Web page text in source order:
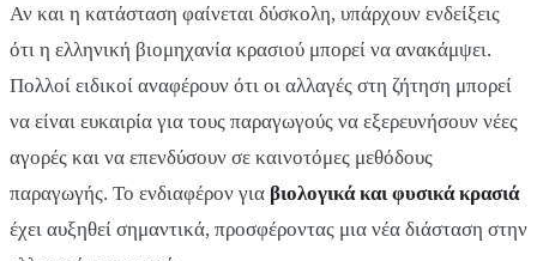
Αν και η κατάσταση φαίνεται δύσκολη, υπάρχουν ενδείξεις
ότι η ελληνική βιομηχανία κρασιού μπορεί να ανακάμψει.
Πολλοί ειδικοί αναφέρουν ότι οι αλλαγές στη ζήτηση μπορεί
να είναι ευκαιρία για τους παραγωγούς να εξερευνήσουν νέες
αγορές και να επενδύσουν σε καινοτόμες μεθόδους
παραγωγής. Το ενδιαφέρον για βιολογικά και φυσικά κρασιά
έχει αυξηθεί σημαντικά, προσφέροντας μια νέα διάσταση στην